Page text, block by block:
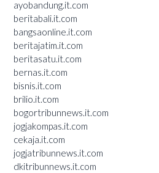
ayobandung.it.com
beritabali.it.com
bangsaonline.it.com
beritajatim.it.com
beritasatu.it.com
bernas.it.com
bisnis.it.com
brilio.it.com
bogortribunnews.it.com
jogjakompas.it.com
cekaja.it.com
jogjatribunnews.it.com
dkitribunnews.it.com